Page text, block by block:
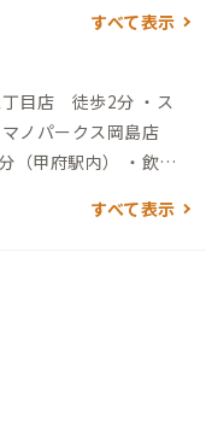
すべて表示
店 徒歩2分 ・ス
ノパークス岡島店
駅内） ・飲食
すべて表示